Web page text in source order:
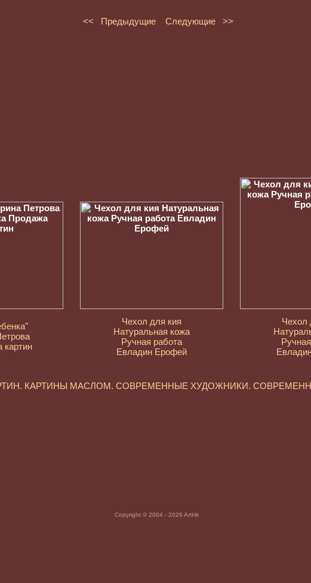
<< Предыдущие Следующие >>
картин
Чехол для кия
Натуральная кожа
Ручная работа
Евладин Ерофей
Чехол
КАРТИНЫ МАСЛОМ. СОВРЕМЕННЫЕ ХУДОЖНИКИ.
Copyright © 2004 - 2026 ArtHit